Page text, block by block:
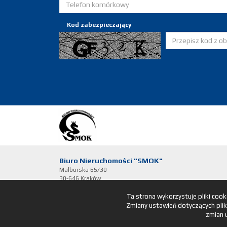
Kod zabezpieczający
Biuro Nieruchomości "SMOK"
Malborska 65/30
30-646 Kraków
Ta strona wykorzystuje pliki
Zmiany ustawień dotyczących
zmian